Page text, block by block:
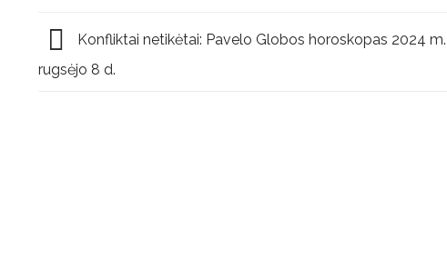
Konfliktai netikėtai: Pavelo Globos horoskopas 2024 m.
rugsėjo 8 d.